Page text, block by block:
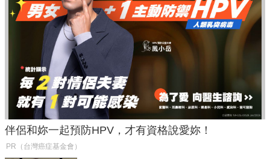
伴侶和妳一起預防HPV，才有資格說愛妳！
PR（台灣癌症基金會）